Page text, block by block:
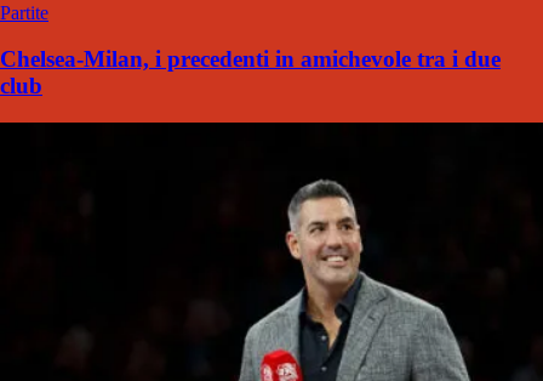
Partite
Chelsea-Milan, i precedenti in amichevole tra i due
club